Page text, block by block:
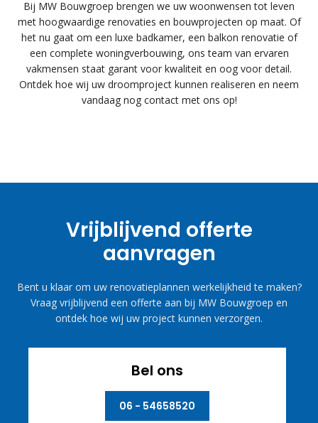
Bij MW Bouwgroep brengen we uw woonwensen tot leven
met hoogwaardige renovaties en bouwprojecten op maat. Of
het nu gaat om een luxe badkamer, een balkon renovatie of
een complete woningverbouwing, ons team van ervaren
vakmensen staat garant voor kwaliteit en oog voor detail.
Ontdek hoe wij uw droomproject kunnen realiseren en neem
vandaag nog contact met ons op!
Vrijblijvend offerte
aanvragen
Bent u klaar om uw renovatieplannen werkelijkheid te maken?
Vraag vrijblijvend een offerte aan bij MW Bouwgroep en
ontdek hoe wij uw project kunnen verzorgen.
Bel ons
06 - 54658520